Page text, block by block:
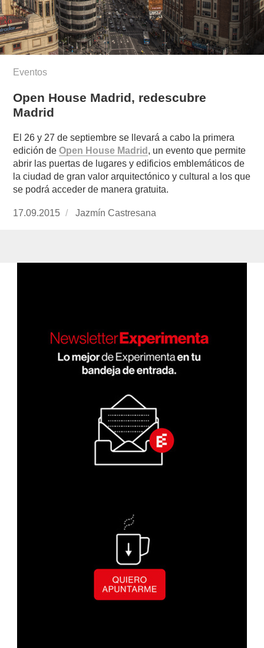
Eventos
Open House Madrid, redescubre
Madrid
El 26 y 27 de septiembre se llevará a cabo la primera
edición deOpen House Madrid , un evento que permite
abrir las puertas de lugares y edificios emblemáticos de
la ciudad de gran valor arquitectónico y cultural a los que
se podrá acceder de manera gratuita.
Publicado
17.09.2015
https://www.experimenta.es/author/jazmin-
Jazmín Castresana